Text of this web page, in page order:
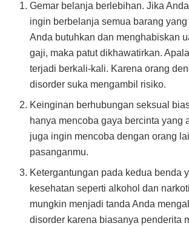
Gemar belanja berlebihan. Jika
ingin berbelanja semua barang
Anda butuhkan dan menghabiskan
gaji, maka patut dikhawatirkan.
terjadi berkali-kali. Karena orang
disorder suka mengambil risiko.
Keinginan berhubungan seksual
hanya mencoba gaya bercinta yang
juga ingin mencoba dengan orang
pasanganmu.
Ketergantungan pada kedua benda
kesehatan seperti alkohol dan
mungkin menjadi tanda Anda
disorder karena biasanya penderita